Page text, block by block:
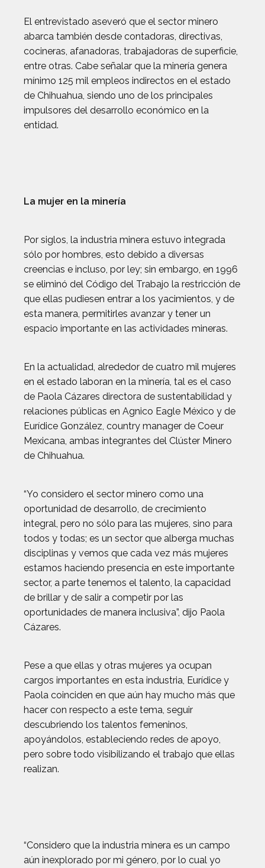
El entrevistado aseveró que el sector minero
abarca también desde contadoras, directivas,
cocineras, afanadoras, trabajadoras de superficie,
entre otras. Cabe señalar que la minería genera
mínimo 125 mil empleos indirectos en el estado
de Chihuahua, siendo uno de los principales
impulsores del desarrollo económico en la
entidad.
La mujer en la minería
Por siglos, la industria minera estuvo integrada
sólo por hombres, esto debido a diversas
creencias e incluso, por ley; sin embargo, en 1996
se eliminó del Código del Trabajo la restricción de
que ellas pudiesen entrar a los yacimientos, y de
esta manera, permitirles avanzar y tener un
espacio importante en las actividades mineras.
En la actualidad, alrededor de cuatro mil mujeres
en el estado laboran en la minería, tal es el caso
de Paola Cázares directora de sustentabilidad y
relaciones públicas en Agnico Eagle México y de
Eurídice González, country manager de Coeur
Mexicana, ambas integrantes del Clúster Minero
de Chihuahua.
“Yo considero el sector minero como una
oportunidad de desarrollo, de crecimiento
integral, pero no sólo para las mujeres, sino para
todos y todas; es un sector que alberga muchas
disciplinas y vemos que cada vez más mujeres
estamos haciendo presencia en este importante
sector, a parte tenemos el talento, la capacidad
de brillar y de salir a competir por las
oportunidades de manera inclusiva”, dijo Paola
Cázares.
Pese a que ellas y otras mujeres ya ocupan
cargos importantes en esta industria, Eurídice y
Paola coinciden en que aún hay mucho más que
hacer con respecto a este tema, seguir
descubriendo los talentos femeninos,
apoyándolos, estableciendo redes de apoyo,
pero sobre todo visibilizando el trabajo que ellas
realizan.
“Considero que la industria minera es un campo
aún inexplorado por mi género, por lo cual yo